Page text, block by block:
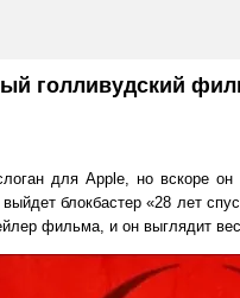
голливудский
для Apple, но вскоре
блокбастер «28 лет
фильма, и он выглядит